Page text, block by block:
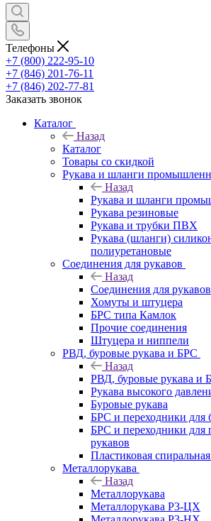
Телефоны
+7 (800) 222-95-10
+7 (846) 201-76-11
+7 (846) 202-77-81
Заказать звонок
Каталог
Назад
Каталог
Товары со скидкой
Рукава и шланги
Назад
Рукава и шланги
Рукава резиновые
Рукава и трубки ПВХ
Рукава (шланги)
полиуретановые
Соединения для рукавов
Назад
Соединения для рукавов
Хомуты и штуцера
БРС типа Камлок
Прочие соединения
Штуцера и ниппели
РВД, буровые рукава и БРС
Назад
РВД, буровые рукава и
Рукава высокого
Буровые рукава
БРС и переходники для
БРС и переходники для
рукавов
Пластиковая
Металлорукава
Назад
Металлорукава
Металлорукава Р3-ЦХ